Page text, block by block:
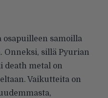
samoilla
Onneksi, sillä Pyurian
death metal on
Vaikutteita on